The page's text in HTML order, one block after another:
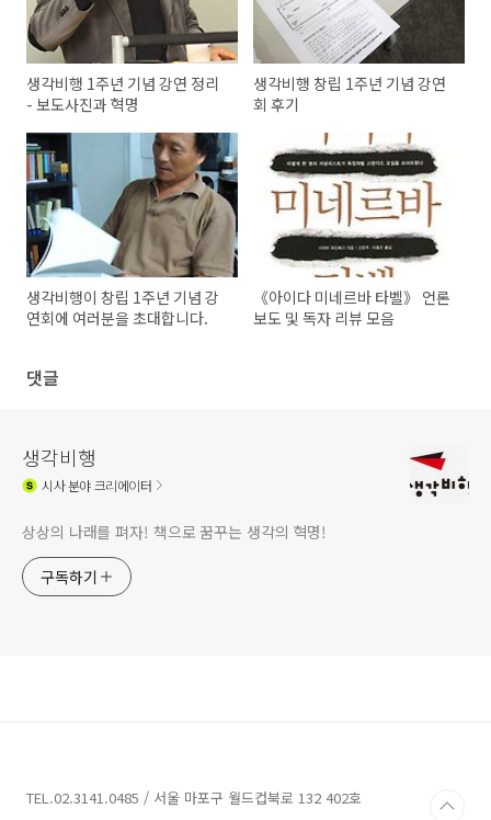
생각비행 1주년 기념 강연 정리
- 보도사진과 혁명
생각비행 창립 1주년 기념 강연
회 후기
생각비행이 창립 1주년 기념 강
연회에 여러분을 초대합니다.
《아이다 미네르바 타벨》 언론
보도 및 독자 리뷰 모음
댓글
생각비행
시사분야 크리에이터
상상의 나래를 펴자! 책으로 꿈꾸는 생각의 혁명!
구독하기
TEL.02.3141.0485 / 서울 마포구 월드컵북로 132 402호